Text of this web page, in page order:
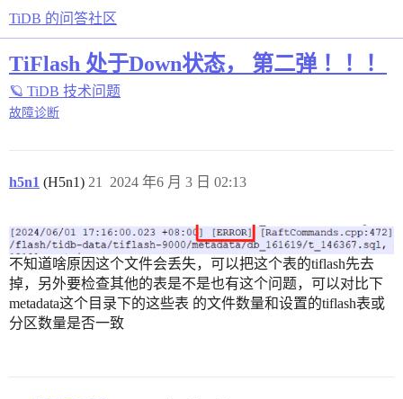
TiDB 的问答社区
TiFlash 处于Down状态， 第二弹 ！！！
🪐 TiDB 技术问题
故障诊断
h5n1 (H5n1) 2024 年6 月 3 日 02:13
21
不知道啥原因这个文件会丢失，可以把这个表的tiflash先去
掉，另外要检查其他的表是不是也有这个问题，可以对比下
metadata这个目录下的这些表 的文件数量和设置的tiflash表或
分区数量是否一致